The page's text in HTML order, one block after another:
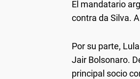
El mandatario
contra da Silva.
Por su parte,
Jair Bolsonaro.
principal socio